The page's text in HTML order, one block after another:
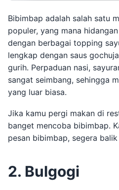
Bibimbap adalah salah satu
populer, yang mana
dengan berbagai topping
lengkap dengan saus
gurih. Perpaduan nasi,
sangat seimbang, sehingga
yang luar biasa.
Jika kamu pergi makan di
banget mencoba bibimbap.
pesan bibimbap, segera
2. Bulgogi